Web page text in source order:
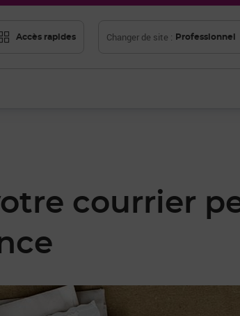
Accès rapides Changer de site : Professionnel
courrier